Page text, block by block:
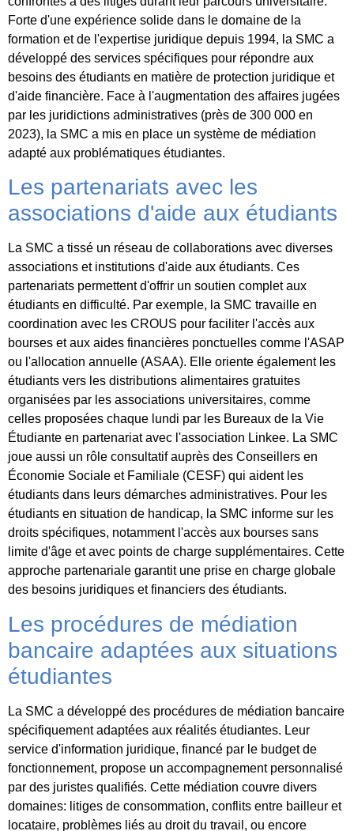
Forte d'une expérience solide dans le domaine de la
formation et de l'expertise juridique depuis 1994, la SMC a
développé des services spécifiques pour répondre aux
besoins des étudiants en matière de protection juridique et
d'aide financière. Face à l'augmentation des affaires jugées
par les juridictions administratives (près de 300 000 en
2023), la SMC a mis en place un système de médiation
adapté aux problématiques étudiantes.
Les partenariats avec les
associations d'aide aux étudiants
La SMC a tissé un réseau de collaborations avec diverses
associations et institutions d'aide aux étudiants. Ces
partenariats permettent d'offrir un soutien complet aux
étudiants en difficulté. Par exemple, la SMC travaille en
coordination avec les CROUS pour faciliter l'accès aux
bourses et aux aides financières ponctuelles comme l'ASAP
ou l'allocation annuelle (ASAA). Elle oriente également les
étudiants vers les distributions alimentaires gratuites
organisées par les associations universitaires, comme
celles proposées chaque lundi par les Bureaux de la Vie
Étudiante en partenariat avec l'association Linkee. La SMC
joue aussi un rôle consultatif auprès des Conseillers en
Économie Sociale et Familiale (CESF) qui aident les
étudiants dans leurs démarches administratives. Pour les
étudiants en situation de handicap, la SMC informe sur les
droits spécifiques, notamment l'accès aux bourses sans
limite d'âge et avec points de charge supplémentaires. Cette
approche partenariale garantit une prise en charge globale
des besoins juridiques et financiers des étudiants.
Les procédures de médiation
bancaire adaptées aux situations
étudiantes
La SMC a développé des procédures de médiation bancaire
spécifiquement adaptées aux réalités étudiantes. Leur
service d'information juridique, financé par le budget de
fonctionnement, propose un accompagnement personnalisé
par des juristes qualifiés. Cette médiation couvre divers
domaines: litiges de consommation, conflits entre bailleur et
locataire, problèmes liés au droit du travail, ou encore